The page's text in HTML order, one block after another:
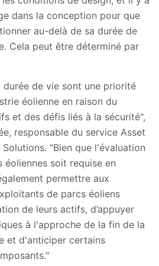
dans la conception pour que
au-delà de sa durée de
Cela peut être déterminé par
durée de vie sont une priorité
éolienne en raison du
et des défis liés à la sécurité",
responsable du service Asset
Solutions. "Bien que l'évaluation
éoliennes soit requise en
permettre aux
de parcs éoliens
de leurs actifs, d’appuyer
à l'approche de la fin de la
et d'anticiper certains